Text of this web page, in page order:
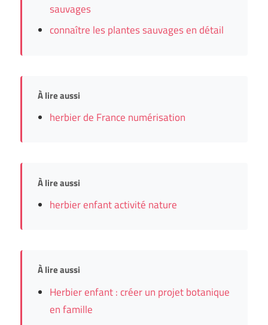
sauvages
connaître les plantes sauvages en détail
À lire aussi
herbier de France numérisation
À lire aussi
herbier enfant activité nature
À lire aussi
Herbier enfant : créer un projet botanique
en famille